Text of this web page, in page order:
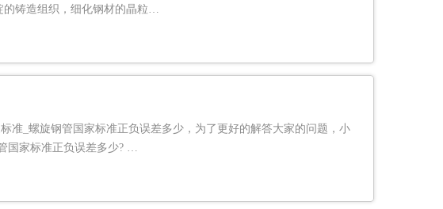
的铸造组织，细化钢材的晶粒…
准_螺旋钢管国家标准正负误差多少，为了更好的解答大家的问题，小
国家标准正负误差多少? …